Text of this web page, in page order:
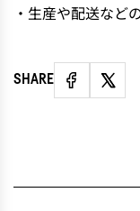
・生産や配送など
SHARE